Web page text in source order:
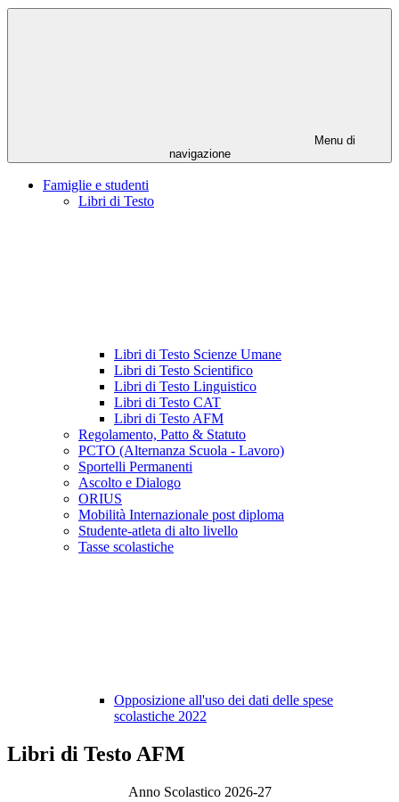
Menu di
navigazione
Famiglie e studenti
Libri di Testo
Libri di Testo Scienze Umane
Libri di Testo Scientifico
Libri di Testo Linguistico
Libri di Testo CAT
Libri di Testo AFM
Regolamento, Patto & Statuto
PCTO (Alternanza Scuola - Lavoro)
Sportelli Permanenti
Ascolto e Dialogo
ORIUS
Mobilità Internazionale post diploma
Studente-atleta di alto livello
Tasse scolastiche
Opposizione all'uso dei dati delle spese
scolastiche 2022
Libri di Testo AFM
Anno Scolastico 2026-27